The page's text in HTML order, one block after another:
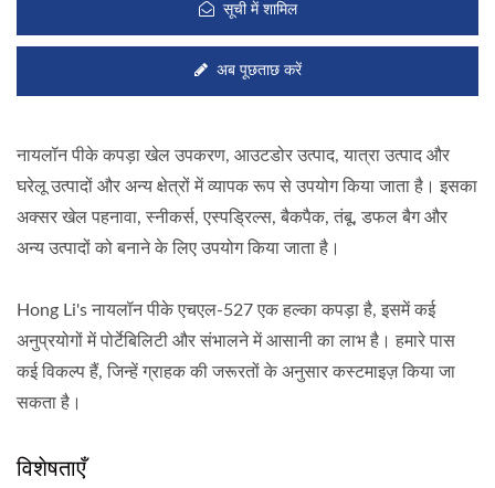
सूची में शामिल
अब पूछताछ करें
नायलॉन पीके कपड़ा खेल उपकरण, आउटडोर उत्पाद, यात्रा उत्पाद और
घरेलू उत्पादों और अन्य क्षेत्रों में व्यापक रूप से उपयोग किया जाता है। इसका
अक्सर खेल पहनावा, स्नीकर्स, एस्पड्रिल्स, बैकपैक, तंबू, डफल बैग और
अन्य उत्पादों को बनाने के लिए उपयोग किया जाता है।
Hong Li's नायलॉन पीके एचएल-527 एक हल्का कपड़ा है, इसमें कई
अनुप्रयोगों में पोर्टेबिलिटी और संभालने में आसानी का लाभ है। हमारे पास
कई विकल्प हैं, जिन्हें ग्राहक की जरूरतों के अनुसार कस्टमाइज़ किया जा
सकता है।
विशेषताएँ